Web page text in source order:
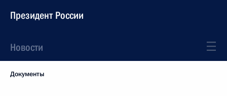
Президент России
Новости
Документы